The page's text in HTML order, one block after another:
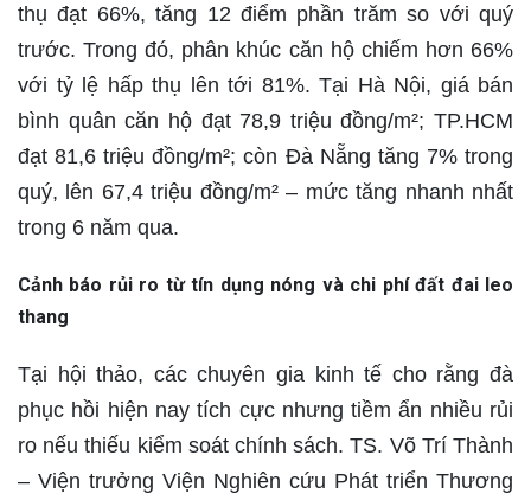
thụ đạt 66%, tăng 12 điểm phần trăm so với quý
trước. Trong đó, phân khúc căn hộ chiếm hơn 66%
với tỷ lệ hấp thụ lên tới 81%. Tại Hà Nội, giá bán
bình quân căn hộ đạt 78,9 triệu đồng/m²; TP.HCM
đạt 81,6 triệu đồng/m²; còn Đà Nẵng tăng 7% trong
quý, lên 67,4 triệu đồng/m² – mức tăng nhanh nhất
trong 6 năm qua.
Cảnh báo rủi ro từ tín dụng nóng và chi phí đất đai leo
thang
Tại hội thảo, các chuyên gia kinh tế cho rằng đà
phục hồi hiện nay tích cực nhưng tiềm ẩn nhiều rủi
ro nếu thiếu kiểm soát chính sách. TS. Võ Trí Thành
– Viện trưởng Viện Nghiên cứu Phát triển Thương